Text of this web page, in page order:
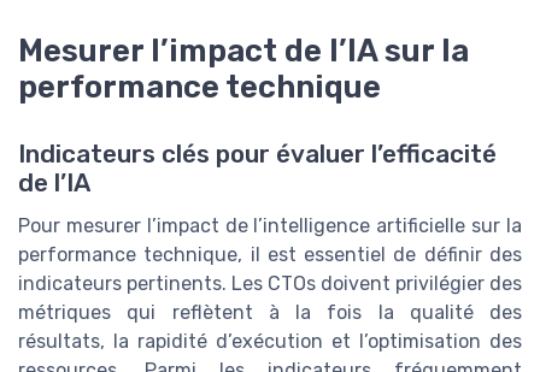
Mesurer l’impact de l’IA sur la
performance technique
Indicateurs clés pour évaluer l’efficacité
de l’IA
Pour mesurer l’impact de l’intelligence artificielle sur la
performance technique, il est essentiel de définir des
indicateurs pertinents. Les CTOs doivent privilégier des
métriques qui reflètent à la fois la qualité des
résultats, la rapidité d’exécution et l’optimisation des